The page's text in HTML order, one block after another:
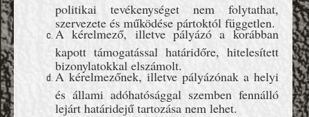
politikai tevékenységet nem folytathat,
szervezete és működése pártoktól független.
A kérelmező, illetve pályázó a korábban
kapott támogatással határidőre, hitelesített
bizonylatokkal elszámolt.
A kérelmezőnek, illetve pályázónak a helyi
és állami adóhatósággal szemben fennálló
lejárt határidejű tartozása nem lehet.